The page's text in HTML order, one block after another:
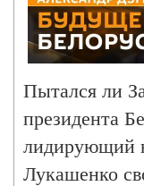
Александр
договорятся
Александр
Аляске и
Пытался ли
президента
лидирующий
Лукашенко